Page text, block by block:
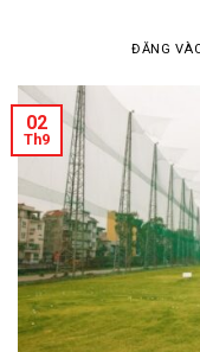
ĐĂNG
02
Th9